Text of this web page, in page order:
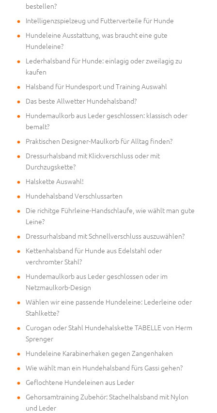
bestellen?
Intelligenzspielzeug und Futterverteile für Hunde
Hundeleine Ausstattung, was braucht eine gute
Hundeleine?
Lederhalsband für Hunde: einlagig oder zweilagig zu
kaufen
Halsband für Hundesport und Training Auswahl
Das beste Allwetter Hundehalsband?
Hundemaulkorb aus Leder geschlossen: klassisch oder
bemalt?
Praktischen Designer-Maulkorb für Alltag finden?
Dressurhalsband mit Klickverschluss oder mit
Durchzugskette?
Halskette Auswahl!
Hundehalsband Verschlussarten
Die richitge Führleine-Handschlaufe, wie wählt man gute
Leine?
Dressurhalsband mit Schnellverschluss auszuwählen?
Kettenhalsband für Hunde aus Edelstahl oder
verchromter Stahl?
Hundemaulkorb aus Leder geschlossen oder im
Netzmaulkorb-Design
Wählen wir eine passende Hundeleine: Lederleine oder
Stahlkette?
Curogan oder Stahl Hundehalskette TABELLE von Herm
Sprenger
Hundeleine Karabinerhaken gegen Zangenhaken
Wie wählt man ein Hundehalsband fürs Gassi gehen?
Geflochtene Hundeleinen aus Leder
Gehorsamtraining Zubehör: Stachelhalsband mit Nylon
und Leder